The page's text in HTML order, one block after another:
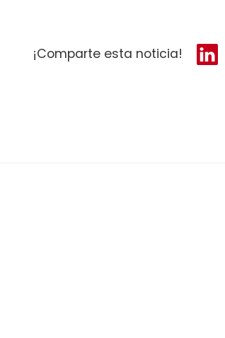
¡Comparte esta noticia!